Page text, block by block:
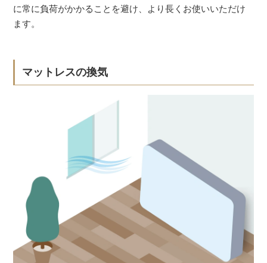
に常に負荷がかかることを避け、より長くお使いいただけ
ます。
マットレスの換気